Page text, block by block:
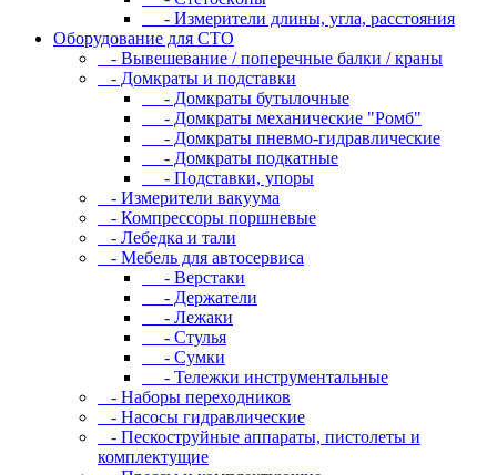
- Измepитeли длины, углa, paccтoяния
Оборудование для CТО
- Вывешевание / поперечные балки / краны
- Домкраты и подставки
- Домкраты бутылочные
- Домкраты механические "Ромб"
- Домкраты пневмо-гидравлические
- Домкраты подкатные
- Подставки, упоры
- Измерители вакуума
- Компрессоры поршневые
- Лебедка и тали
- Мебель для автосервиса
- Верстаки
- Держатели
- Лежаки
- Стулья
- Сумки
- Тележки инструментальные
- Наборы переходников
- Насосы гидравлические
- Пескоструйные аппараты, пистолеты и
комплектущие